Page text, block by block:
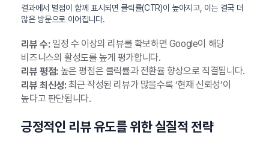
결과에서 별점이 함께 표시되면 클릭률(CTR)이 높아지고, 이는 결국 더
많은 방문으로 이어집니다.
리뷰 수:일정 수 이상의 리뷰를 확보하면 Google이 해당
비즈니스의 활성도를 높게 평가합니다.
리뷰 평점:높은 평점은 클릭률과 전환율 향상으로 직결됩니다.
리뷰 최신성:최근 작성된 리뷰가 많을수록 ‘현재 신뢰성’이
높다고 판단됩니다.
긍정적인 리뷰 유도를 위한 실질적 전략